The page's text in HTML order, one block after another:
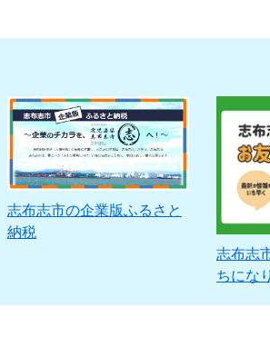
志布志市の企業版ふるさと
納税
志布志
ちにな